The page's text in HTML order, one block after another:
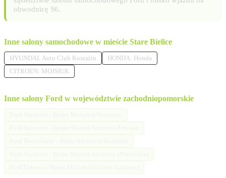
obwodnicę S6.
Inne salony samochodowe w mieście Stare Bielice
HYUNDAI: Auto Club Koszalin
HONDA: Honda
CITROEN: MOJSIUK
Inne salony Ford w województwie zachodniopomorskie